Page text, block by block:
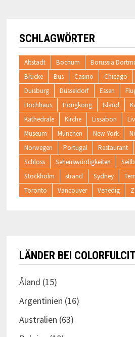
SCHLAGWÖRTER
Altstadt Bochum Borussia
Brücke
Bus Casino Chicago
Duisburg
Düsseldorf Essen
Hochhaus
Hongkong Island
Kathedrale
Kirche Lissabon
Museum
München New York
Norwegen
Portugal Restaurant
Schloss
Sehenswürdigkeiten
Stockholm
strand Sydney
Toronto
Vancouver Venedig
LÄNDER BEI
Åland (15)
Argentinien (16)
Australien (63)